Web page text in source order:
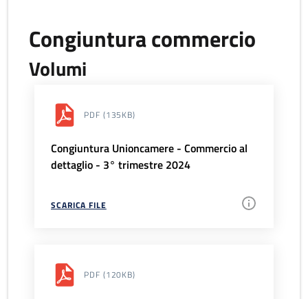
Congiuntura commercio
Volumi
PDF (135KB)
Congiuntura Unioncamere - Commercio al
dettaglio - 3° trimestre 2024
SCARICA FILE
PDF (120KB)